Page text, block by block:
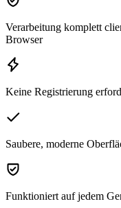
Verarbeitung komplett
Browser
Keine Registrierung
Saubere, moderne
Funktioniert auf jedem